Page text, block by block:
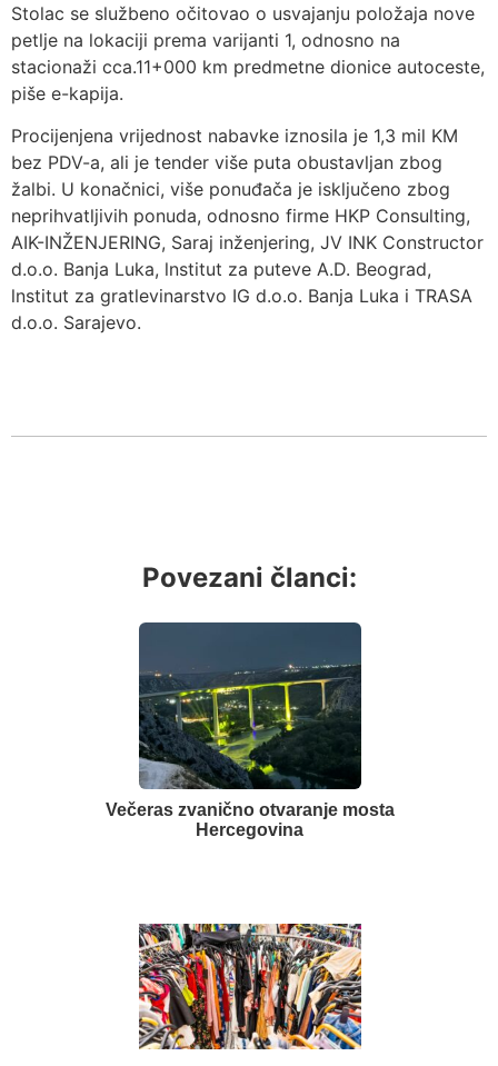
Stolac se službeno očitovao o usvajanju položaja nove
petlje na lokaciji prema varijanti 1, odnosno na
stacionaži cca.11+000 km predmetne dionice autoceste,
piše e-kapija.
Procijenjena vrijednost nabavke iznosila je 1,3 mil KM
bez PDV-a, ali je tender više puta obustavljan zbog
žalbi. U konačnici, više ponuđača je isključeno zbog
neprihvatljivih ponuda, odnosno firme HKP Consulting,
AIK-INŽENJERING, Saraj inženjering, JV INK Constructor
d.o.o. Banja Luka, lnstitut za puteve A.D. Beograd,
lnstitut za gratlevinarstvo IG d.o.o. Banja Luka i TRASA
d.o.o. Sarajevo.
Povezani članci:
Večeras zvanično otvaranje mosta
Hercegovina